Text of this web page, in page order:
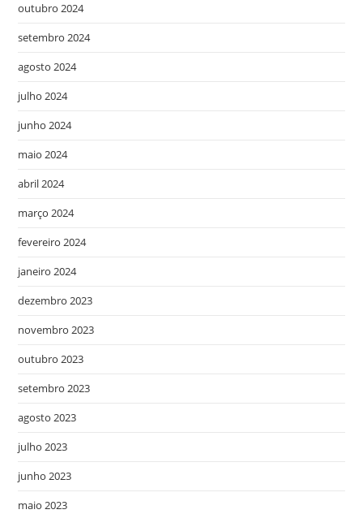
outubro 2024
setembro 2024
agosto 2024
julho 2024
junho 2024
maio 2024
abril 2024
março 2024
fevereiro 2024
janeiro 2024
dezembro 2023
novembro 2023
outubro 2023
setembro 2023
agosto 2023
julho 2023
junho 2023
maio 2023